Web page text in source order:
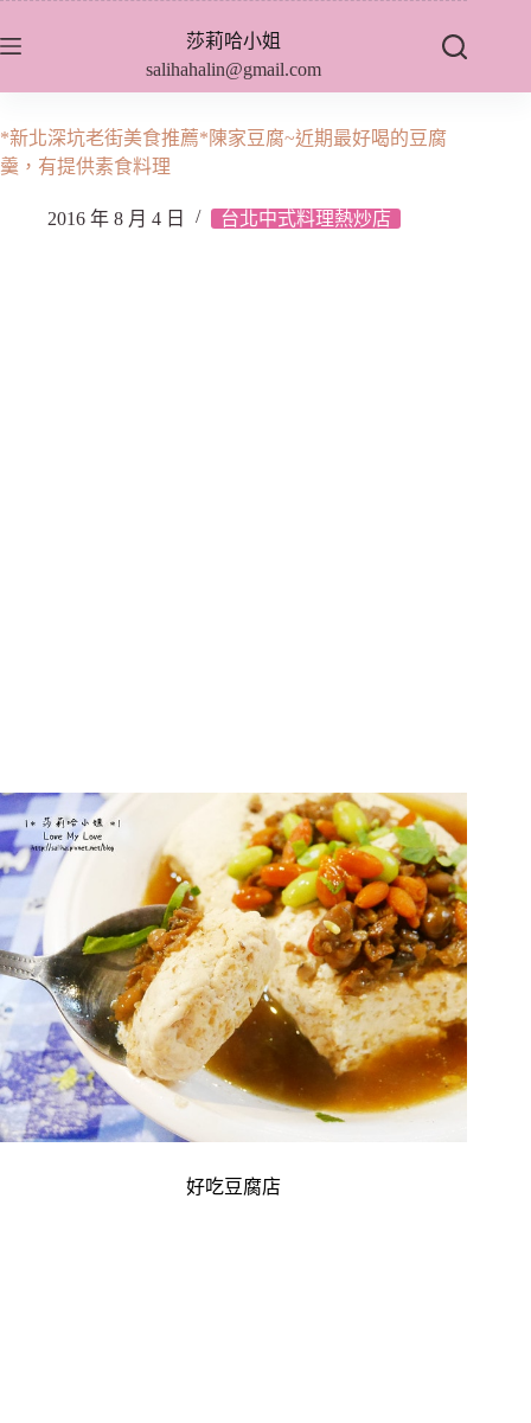
至
內
容
莎莉哈小姐
salihahalin@gmail.com
*新北深坑老街美食推薦*陳家豆腐~近期最好喝的豆腐
羹，有提供素食料理
2016 年 8 月 4 日 台北中式料理熱炒店
好吃豆腐店